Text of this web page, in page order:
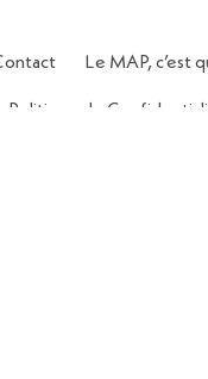
Le MAP, c’est
Politique de